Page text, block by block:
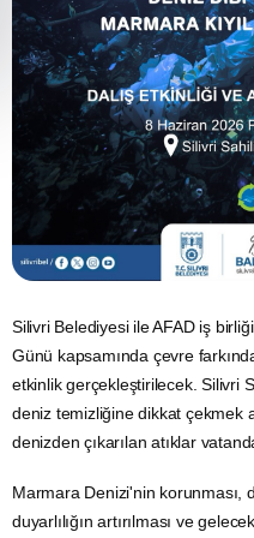
Silivri Belediyesi ile AFAD iş
Günü kapsamında çevre
etkinlik gerçekleştirilecek. Silivri
deniz temizliğine dikkat çekmek
denizden çıkarılan atıklar
Marmara Denizi'nin korunması,
duyarlılığın artırılması ve